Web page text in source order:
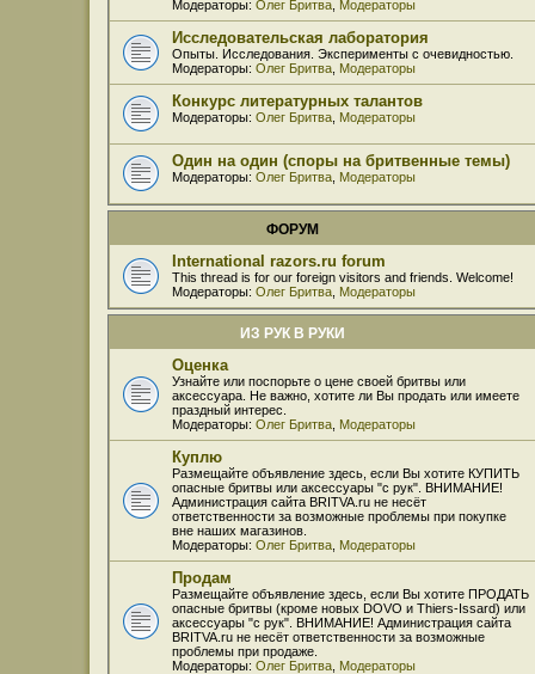
Модераторы: Олег Бритва Модераторы
Исследовательская лаборатория
Опыты. Исследования. Эксперименты с очевидностью.
Модераторы: Олег Бритва Модераторы
Конкурс литературных талантов
Модераторы: Олег Бритва Модераторы
Один на один (споры на бритвенные темы)
Модераторы: Олег Бритва Модераторы
ФОРУМ
International razors.ru forum
This thread is for our foreign visitors and friends. Welcome!
Модераторы: Олег Бритва Модераторы
ИЗ РУК В РУКИ
Оценка
Узнайте или поспорьте о цене своей бритвы или
аксессуара. Не важно, хотите ли Вы продать или имеете
праздный интерес.
Модераторы: Олег Бритва Модераторы
Куплю
Размещайте объявление здесь, если Вы хотите КУПИТЬ
опасные бритвы или аксессуары "с рук". ВНИМАНИЕ!
Администрация сайта BRITVA.ru не несёт
ответственности за возможные проблемы при покупке
вне наших магазинов.
Модераторы: Олег Бритва Модераторы
Продам
Размещайте объявление здесь, если Вы хотите ПРОДАТЬ
опасные бритвы (кроме новых DOVO и Thiers-Issard) или
аксессуары "с рук". ВНИМАНИЕ! Администрация сайта
BRITVA.ru не несёт ответственности за возможные
проблемы при продаже.
Модераторы: Олег Бритва Модераторы